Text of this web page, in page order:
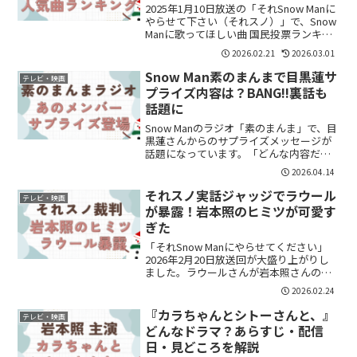
2025年1月10日放送の「それSnow Manに
やらせて下さい（それスノ）」で、Snow
Manに歌ってほしい曲 国民投票ランキン
グが発表されました。応募総数はなんと
12.5万越え！「順位は？」「1位は何？」
「君彼は何位？」と気になってい...
2026.02.21 2026.03.01
テレビ・映画
Snow Man素のまんまで目黒蓮サ
プライズ内容は？BANG!!裏話も
話題に
Snow Manのラジオ「素のまんま」で、目
黒蓮さんからのサプライズメッセージが
話題になっています。「どんな内容だっ
たの？」「なぜサプライズ？」と気にな
っている方も多いのではないでしょう
か。結論から言うと、映画『SAKAMOTO
DAYS』...
2026.04.14
テレビ・映画
それスノ実話ジャッジでラウール
が暴露！岩本照のヒミツが可愛す
ぎた
「それSnow Manにやらせてください」
2026年2月20日放送回が大盛り上がりし
ました。ラウールさんが岩本照さんのヒ
ミツを大暴露。クールでストイックなイ
メージの岩本さんですが、今回はまさか
の“かわいい一面”が続々。まとめていき
ます。岩本...
2026.02.24
テレビ・映画
『カラちゃんとシトーさんと、』
どんなドラマ？あらすじ・配信
日・見どころを解説